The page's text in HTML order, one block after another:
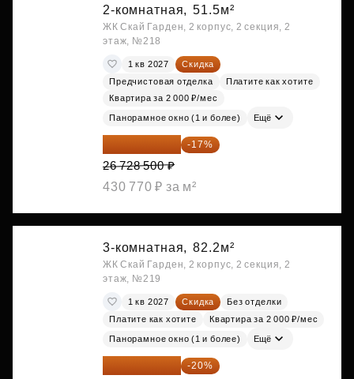
2-комнатная, 51.5м²
ЖК Скай Гарден, 2 корпус, 2 секция, 2
этаж, №218
1 кв 2027
Скидка
Предчистовая отделка
Платите как хотите
Квартира за 2 000 ₽/мес
Панорамное окно (1 и более) Ещё
22 184 655 ₽ -17%
26 728 500 ₽
430 770 ₽ за м²
3-комнатная, 82.2м²
ЖК Скай Гарден, 2 корпус, 2 секция, 2
этаж, №219
1 кв 2027 Скидка
Без отделки
Платите как хотите
Квартира за 2 000 ₽/мес
Панорамное окно (1 и более) Ещё
26 803 776 ₽ -20%